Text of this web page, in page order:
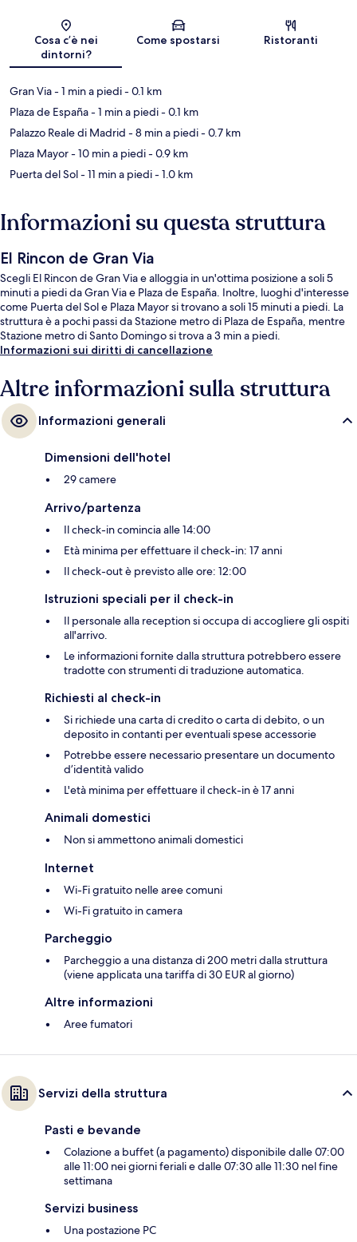
Mappa
Cosa c’è nei
dintorni?
Come spostarsi Ristoranti
Gran Via- 1 min a piedi- 0.1 km
Plaza de España- 1 min a piedi- 0.1 km
Palazzo Reale di Madrid - 8 min a piedi- 0.7 km
Plaza Mayor- 10 min a piedi- 0.9 km
Puerta del Sol- 11 min a piedi- 1.0 km
Informazioni su questa struttura
El Rincon de Gran Via
Scegli El Rincon de Gran Via e alloggia in un'ottima posizione a soli 5
minuti a piedi da Gran Via e Plaza de España. Inoltre, luoghi d'interesse
come Puerta del Sol e Plaza Mayor si trovano a soli 15 minuti a piedi. La
struttura è a pochi passi da Stazione metro di Plaza de España, mentre
Stazione metro di Santo Domingo si trova a 3 min a piedi.
Informazioni sui diritti di cancellazione
Altre informazioni sulla struttura
Informazioni generali
Dimensioni dell'hotel
29 camere
Arrivo/partenza
Il check-in comincia alle 14:00
Età minima per effettuare il check-in: 17 anni
Il check-out è previsto alle ore: 12:00
Istruzioni speciali per il check-in
Il personale alla reception si occupa di accogliere gli ospiti
all'arrivo.
Le informazioni fornite dalla struttura potrebbero essere
tradotte con strumenti di traduzione automatica.
Richiesti al check-in
Si richiede una carta di credito o carta di debito, o un
deposito in contanti per eventuali spese accessorie
Potrebbe essere necessario presentare un documento
d’identità valido
L'età minima per effettuare il check-in è 17 anni
Animali domestici
Non si ammettono animali domestici
Internet
Wi-Fi gratuito nelle aree comuni
Wi-Fi gratuito in camera
Parcheggio
Parcheggio a una distanza di 200 metri dalla struttura
(viene applicata una tariffa di 30 EUR al giorno)
Altre informazioni
Aree fumatori
Servizi della struttura
Pasti e bevande
Colazione a buffet (a pagamento) disponibile dalle 07:00
alle 11:00 nei giorni feriali e dalle 07:30 alle 11:30 nel fine
settimana
Servizi business
Una postazione PC